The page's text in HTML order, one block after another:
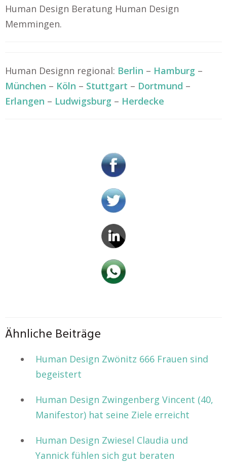
Human Design Beratung Human Design
Memmingen.
Human Designn regional: Berlin – Hamburg –
München – Köln – Stuttgart – Dortmund –
Erlangen – Ludwigsburg – Herdecke
Ähnliche Beiträge
Human Design Zwönitz 666 Frauen sind
begeistert
Human Design Zwingenberg Vincent (40,
Manifestor) hat seine Ziele erreicht
Human Design Zwiesel Claudia und
Yannick fühlen sich gut beraten